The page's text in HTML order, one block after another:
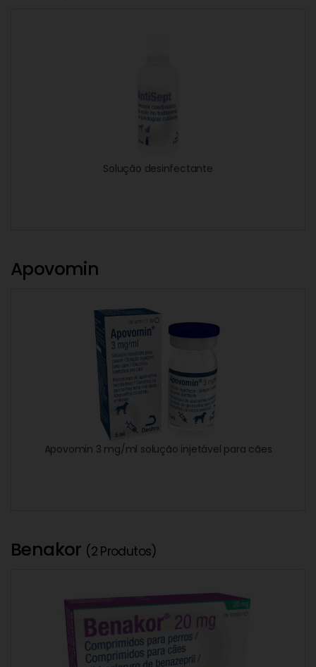
Solução desinfectante
Apovomin
Apovomin 3 mg/ml solução injetável para cães
Benakor (2 Produtos)